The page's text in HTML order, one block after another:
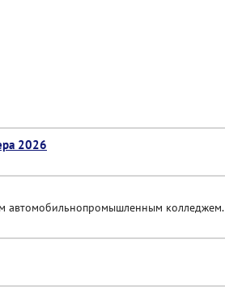
2026
автомобильнопромышленным колледжем.